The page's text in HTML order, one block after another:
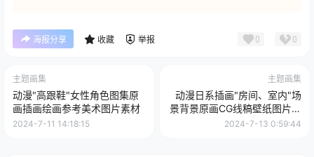
海报分享 收藏 举报 0 0
主题画集
动漫"高跟鞋"女性角色图集原
画插画绘画参考美术图片素材
2024-7-11 14:18:15
主题画集
动漫日系插画"房间、室内"场
景背景原画CG线稿壁纸图片素
材 美术资料
2024-7-13 0:59:44